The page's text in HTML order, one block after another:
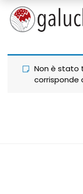
Non è stato
corrisponde